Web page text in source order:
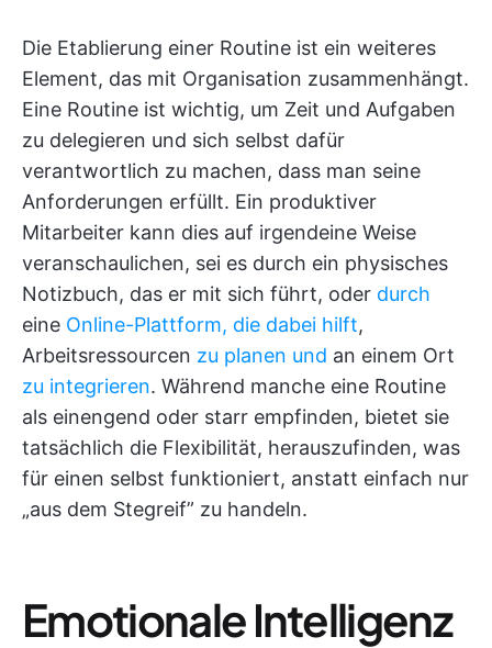
Die Etablierung einer Routine ist ein weiteres
Element, das mit Organisation zusammenhängt.
Eine Routine ist wichtig, um Zeit und Aufgaben
zu delegieren und sich selbst dafür
verantwortlich zu machen, dass man seine
Anforderungen erfüllt. Ein produktiver
Mitarbeiter kann dies auf irgendeine Weise
veranschaulichen, sei es durch ein physisches
Notizbuch, das er mit sich führt, oder durch
eine Online-Plattform, die dabei hilft,
Arbeitsressourcen zu planen und an einem Ort
zu integrieren. Während manche eine Routine
als einengend oder starr empfinden, bietet sie
tatsächlich die Flexibilität, herauszufinden, was
für einen selbst funktioniert, anstatt einfach nur
„aus dem Stegreif” zu handeln.
Emotionale Intelligenz